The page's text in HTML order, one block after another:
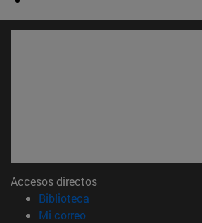
Accesos directos
Biblioteca
Mi correo(abre en nueva ventana)